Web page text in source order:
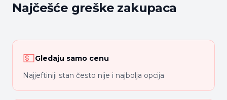
Najčešće greške zakupaca
💵Gledaju samo cenu
Najjeftiniji stan često nije i najbolja opcija